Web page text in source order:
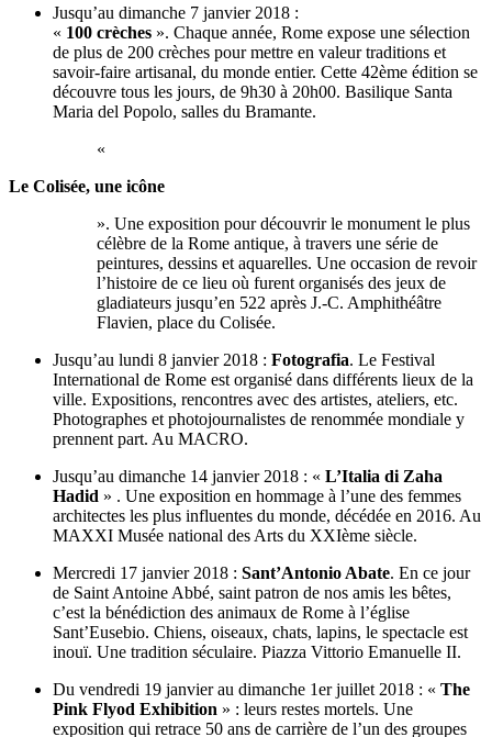
Jusqu’au dimanche 7 janvier 2018 :
« 100 crèches ». Chaque année, Rome expose une sélection
de plus de 200 crèches pour mettre en valeur traditions et
savoir-faire artisanal, du monde entier. Cette 42ème édition se
découvre tous les jours, de 9h30 à 20h00. Basilique Santa
Maria del Popolo, salles du Bramante.
«
Le Colisée, une icône
». Une exposition pour découvrir le monument le plus
célèbre de la Rome antique, à travers une série de
peintures, dessins et aquarelles. Une occasion de revoir
l’histoire de ce lieu où furent organisés des jeux de
gladiateurs jusqu’en 522 après J.-C. Amphithéâtre
Flavien, place du Colisée.
Jusqu’au lundi 8 janvier 2018 : Fotografia. Le Festival
International de Rome est organisé dans différents lieux de la
ville. Expositions, rencontres avec des artistes, ateliers, etc.
Photographes et photojournalistes de renommée mondiale y
prennent part. Au MACRO.
Jusqu’au dimanche 14 janvier 2018 : « L’Italia di Zaha
Hadid » . Une exposition en hommage à l’une des femmes
architectes les plus influentes du monde, décédée en 2016. Au
MAXXI Musée national des Arts du XXIème siècle.
Mercredi 17 janvier 2018 : Sant’Antonio Abate. En ce jour
de Saint Antoine Abbé, saint patron de nos amis les bêtes,
c’est la bénédiction des animaux de Rome à l’église
Sant’Eusebio. Chiens, oiseaux, chats, lapins, le spectacle est
inouï. Une tradition séculaire. Piazza Vittorio Emanuelle II.
Du vendredi 19 janvier au dimanche 1er juillet 2018 : « The
Pink Flyod Exhibition » : leurs restes mortels. Une
exposition qui retrace 50 ans de carrière de l’un des groupes